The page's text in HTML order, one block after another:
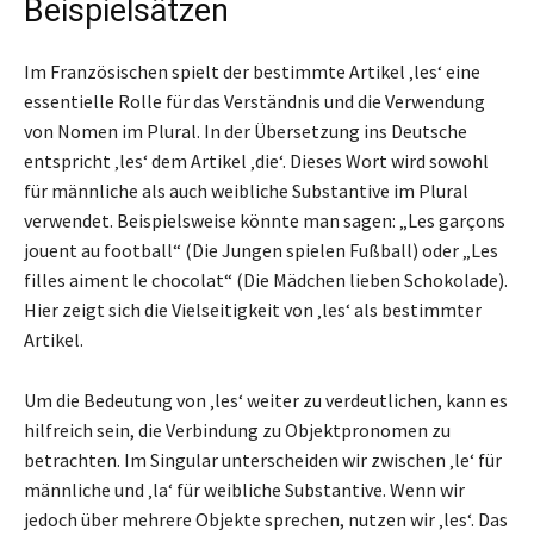
Beispielsätzen
Im Französischen spielt der bestimmte Artikel ‚les‘ eine
essentielle Rolle für das Verständnis und die Verwendung
von Nomen im Plural. In der Übersetzung ins Deutsche
entspricht ‚les‘ dem Artikel ‚die‘. Dieses Wort wird sowohl
für männliche als auch weibliche Substantive im Plural
verwendet. Beispielsweise könnte man sagen: „Les garçons
jouent au football“ (Die Jungen spielen Fußball) oder „Les
filles aiment le chocolat“ (Die Mädchen lieben Schokolade).
Hier zeigt sich die Vielseitigkeit von ‚les‘ als bestimmter
Artikel.
Um die Bedeutung von ‚les‘ weiter zu verdeutlichen, kann es
hilfreich sein, die Verbindung zu Objektpronomen zu
betrachten. Im Singular unterscheiden wir zwischen ‚le‘ für
männliche und ‚la‘ für weibliche Substantive. Wenn wir
jedoch über mehrere Objekte sprechen, nutzen wir ‚les‘. Das